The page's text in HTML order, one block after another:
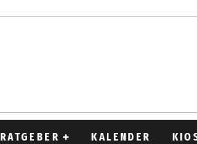
RATGEBER KALENDER